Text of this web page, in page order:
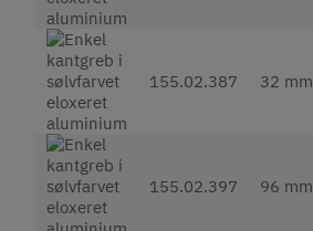
155.02.387 32 mm
155.02.397 96 mm